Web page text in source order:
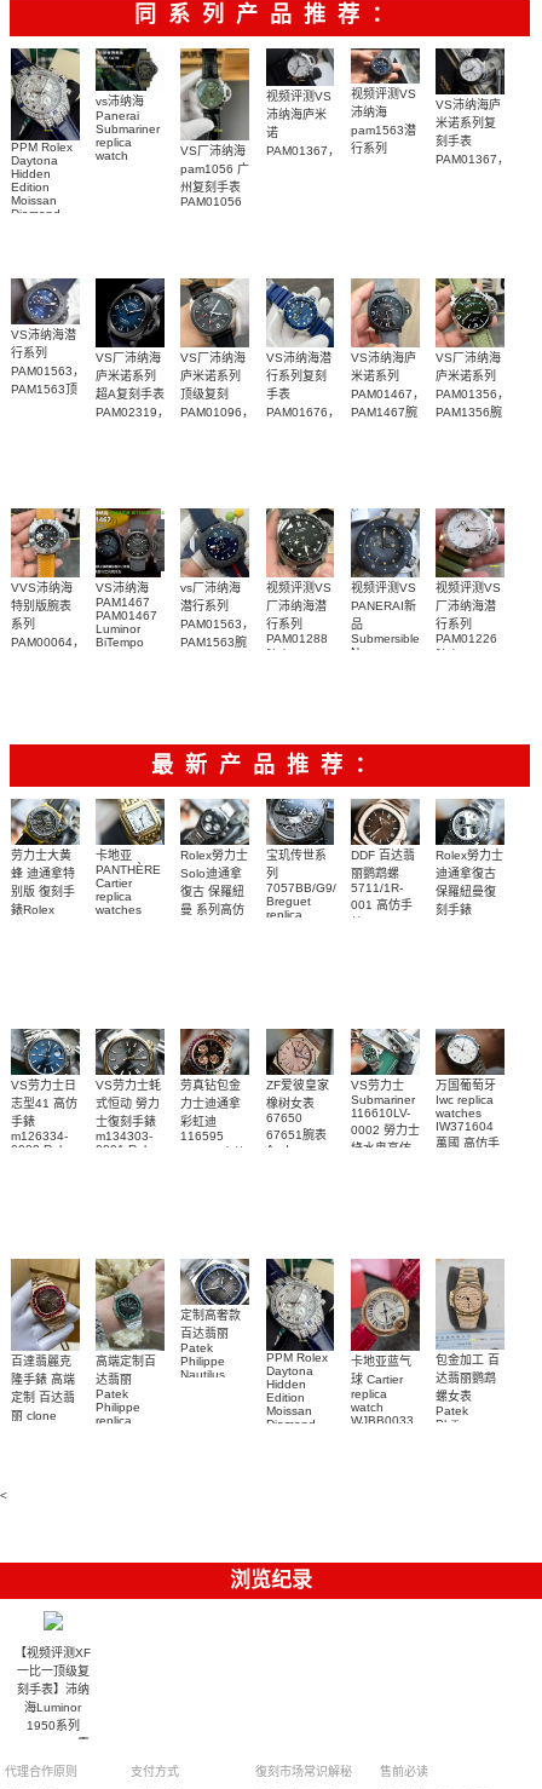
牌/原单
同系列产品推荐：
PPM Rolex
Daytona
Hidden
Edition
Moissan
Diamond
vs沛纳海
Panerai
Submariner
replica
watch
VS厂沛纳海
pam1056 广
州复刻手表
PAM01056
视频评测VS
沛纳海庐米
诺
PAM01367，
视频评测VS
沛纳海
pam1563潜
行系列
VS沛纳海庐
米诺系列复
刻手表
PAM01367，
VS沛纳海潜
行系列
PAM01563，
PAM1563顶
VS厂沛纳海
庐米诺系列
超A复刻手表
PAM02319，
VS厂沛纳海
庐米诺系列
顶级复刻
PAM01096，
VS沛纳海潜
行系列复刻
手表
PAM01676，
VS沛纳海庐
米诺系列
PAM01467，
PAM1467腕
VS厂沛纳海
庐米诺系列
PAM01356，
PAM1356腕
VVS沛纳海
特别版腕表
系列
PAM00064，
VS沛纳海
PAM1467
PAM01467
Luminor
BiTempo
vs厂沛纳海
潜行系列
PAM01563，
PAM1563腕
视频评测VS
厂沛纳海潜
行系列
PAM01288
视频评测VS
PANERAI新
品
Submersible
Navy
视频评测VS
厂沛纳海潜
行系列
PAM01226
最新产品推荐：
劳力士大黄
蜂 迪通拿特
别版 復刻手
錶Rolex
卡地亚
PANTHÈRE
Cartier
replica
watches
Rolex勞力士
Solo迪通拿
復古 保羅紐
曼 系列高仿
宝玑传世系
列
7057BB/G9/9W6
Breguet
replica
DDF 百达翡
丽鹦鹉螺
5711/1R-
001 高仿手
Rolex勞力士
迪通拿復古
保羅紐曼復
刻手錶
VS劳力士日
志型41 高仿
手錶
m126334-
0002 Rolex
VS劳力士蚝
式恒动 勞力
士復刻手錶
m134303-
0001 Rolex
劳真钻包金
力士迪通拿
彩虹迪
116595
ZF爱彼皇家
橡树女表
67650
67651腕表
Audemars
VS劳力士
Submariner
116610LV-
0002 勞力士
綠水鬼高仿
万国葡萄牙
Iwc replica
watches
IW371604
萬國 高仿手
百達翡麗克
隆手錶 高端
定制 百达翡
丽 clone
高端定制百
达翡丽
Patek
Philippe
replica
定制高奢款
百达翡丽
Patek
Philippe
Nautilus
PPM Rolex
Daytona
Hidden
Edition
Moissan
Diamond
卡地亚蓝气
球 Cartier
replica
watch
WJBB0033
包金加工 百
达翡丽鹦鹉
螺女表
Patek
Philippe
<
浏览纪录
【视频评测XF
一比一顶级复
刻手表】沛纳
海Luminor
1950系列
PAM00684霍
表
代理合作原则 支付方式 復刻市场常识解秘 售前必读